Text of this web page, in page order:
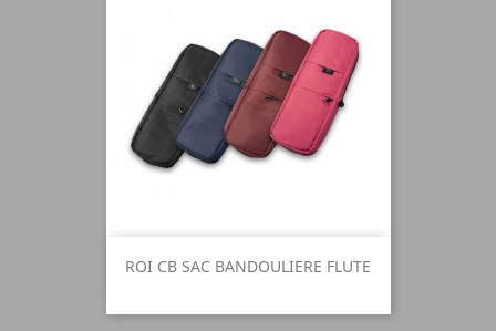
ROI CB SAC BANDOULIERE FLUTE